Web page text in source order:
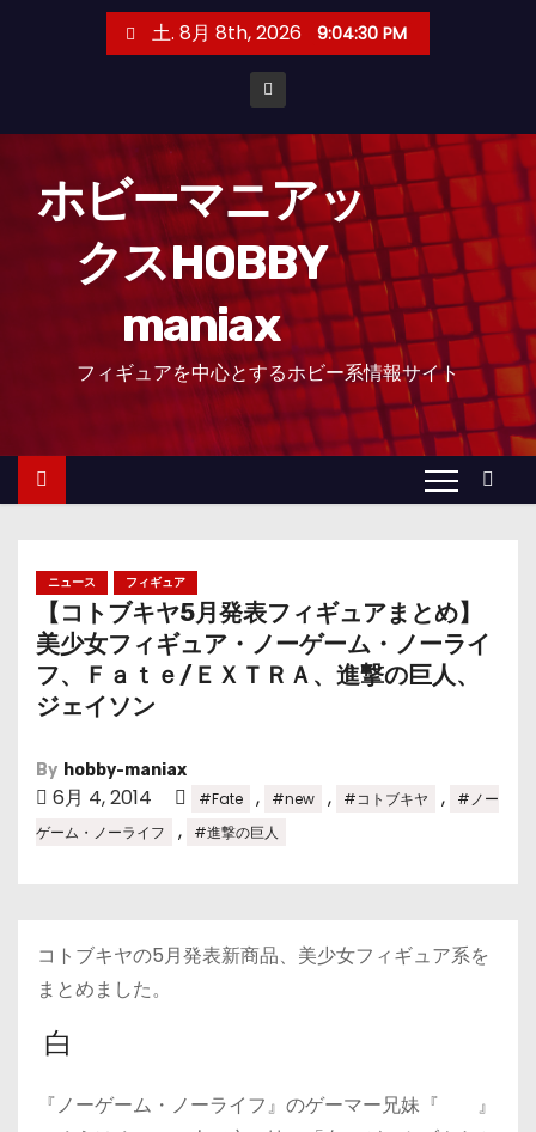
土. 8月 8th, 2026 9:04:32 PM
ホビーマニアッ
クスHOBBY
maniax
フィギュアを中心とするホビー系情報サイト
ニュース フィギュア
【コトブキヤ5月発表フィギュアまとめ】
美少女フィギュア・ノーゲーム・ノーライ
フ、Ｆａｔｅ/ＥＸＴＲＡ、進撃の巨人、
ジェイソン
By hobby-maniax
6月 4, 2014 #Fate , #new , #コトブキヤ ,
#ノー
ゲーム・ノーライフ
, #進撃の巨人
コトブキヤの5月発表新商品、美少女フィギュア系を
まとめました。
白
『ノーゲーム・ノーライフ』のゲーマー兄妹『 』